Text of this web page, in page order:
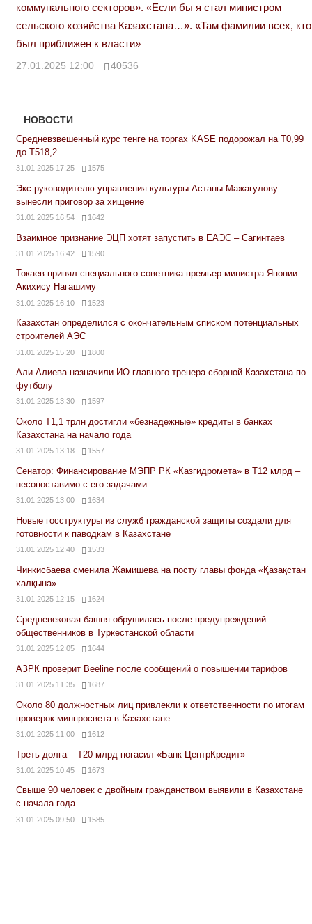
коммунального секторов». «Если бы я стал министром
сельского хозяйства Казахстана…». «Там фамилии всех, кто
был приближен к власти»
27.01.2025 12:00 40536
НОВОСТИ
Средневзвешенный курс тенге на торгах KASE подорожал на Т0,99
до Т518,2
31.01.2025 17:25 1575
Экс-руководителю управления культуры Астаны Мажагулову
вынесли приговор за хищение
31.01.2025 16:54 1642
Взаимное признание ЭЦП хотят запустить в ЕАЭС – Сагинтаев
31.01.2025 16:42 1590
Токаев принял специального советника премьер-министра Японии
Акихису Нагашиму
31.01.2025 16:10 1523
Казахстан определился с окончательным списком потенциальных
строителей АЭС
31.01.2025 15:20 1800
Али Алиева назначили ИО главного тренера сборной Казахстана по
футболу
31.01.2025 13:30 1597
Около Т1,1 трлн достигли «безнадежные» кредиты в банках
Казахстана на начало года
31.01.2025 13:18 1557
Сенатор: Финансирование МЭПР РК «Казгидромета» в Т12 млрд –
несопоставимо с его задачами
31.01.2025 13:00 1634
Новые госструктуры из служб гражданской защиты создали для
готовности к паводкам в Казахстане
31.01.2025 12:40 1533
Чинкисбаева сменила Жамишева на посту главы фонда «Қазақстан
халқына»
31.01.2025 12:15 1624
Средневековая башня обрушилась после предупреждений
общественников в Туркестанской области
31.01.2025 12:05 1644
АЗРК проверит Beeline после сообщений о повышении тарифов
31.01.2025 11:35 1687
Около 80 должностных лиц привлекли к ответственности по итогам
проверок минпросвета в Казахстане
31.01.2025 11:00 1612
Треть долга – Т20 млрд погасил «Банк ЦентрКредит»
31.01.2025 10:45 1673
Свыше 90 человек с двойным гражданством выявили в Казахстане
с начала года
31.01.2025 09:50 1585